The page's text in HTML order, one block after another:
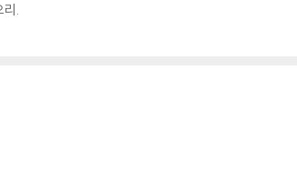
리.